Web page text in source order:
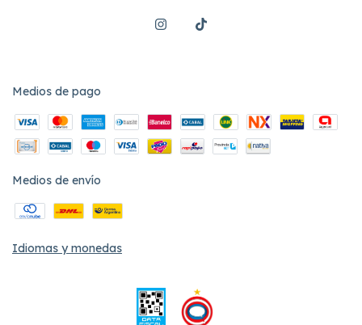
Medios de pago
Medios de envío
Idiomas y monedas